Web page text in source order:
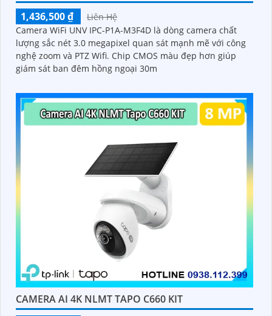
1,436,500 ₫
Liên Hệ
Camera WiFi UNV IPC-P1A-M3F4D là dòng camera chất
lượng sắc nét 3.0 megapixel quan sát mạnh mẽ với công
nghệ zoom và PTZ Wifi. Chip CMOS màu đẹp hơn giúp
giám sát ban đêm hồng ngoại 30m
CAMERA AI 4K NLMT TAPO C660 KIT